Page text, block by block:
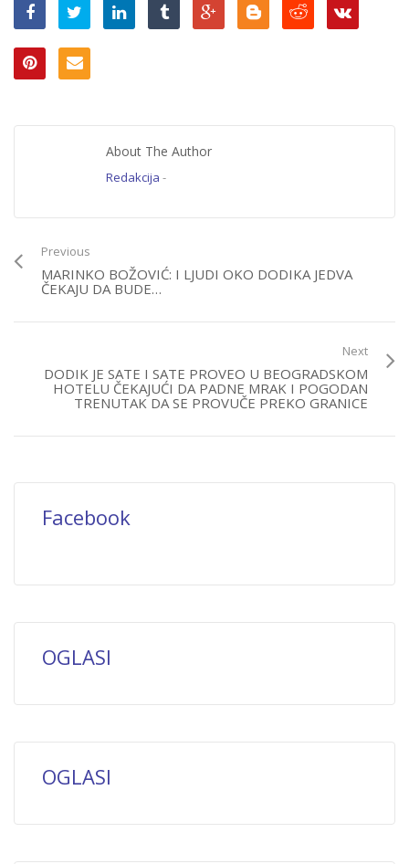
About The Author
Redakcija -
Previous
MARINKO BOŽOVIĆ: I LJUDI OKO DODIKA JEDVA
ČEKAJU DA BUDE…
Next
DODIK JE SATE I SATE PROVEO U BEOGRADSKOM
HOTELU ČEKAJUĆI DA PADNE MRAK I POGODAN
TRENUTAK DA SE PROVUČE PREKO GRANICE
Facebook
OGLASI
OGLASI